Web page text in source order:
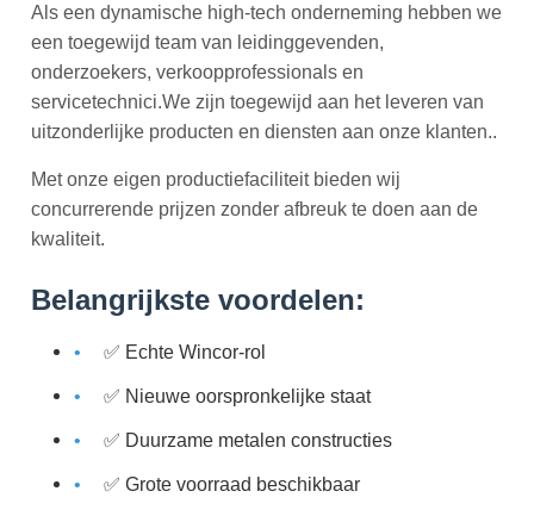
Als een dynamische high-tech onderneming hebben we
een toegewijd team van leidinggevenden,
onderzoekers, verkoopprofessionals en
servicetechnici.We zijn toegewijd aan het leveren van
uitzonderlijke producten en diensten aan onze klanten..
Met onze eigen productiefaciliteit bieden wij
concurrerende prijzen zonder afbreuk te doen aan de
kwaliteit.
Belangrijkste voordelen:
✅ Echte Wincor-rol
✅ Nieuwe oorspronkelijke staat
✅ Duurzame metalen constructies
✅ Grote voorraad beschikbaar